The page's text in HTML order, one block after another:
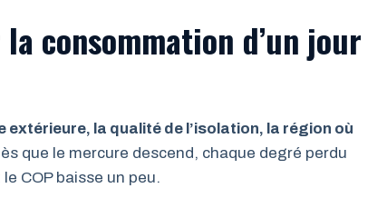
consommation d’un jour
extérieure, la qualité de l’isolation, la région où
que le mercure descend, chaque degré perdu
COP baisse un peu.